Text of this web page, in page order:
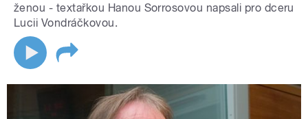
ženou - textařkou Hanou Sorrosovou napsali pro dceru
Lucii Vondráčkovou.